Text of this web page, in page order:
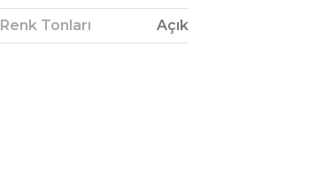
Renk Tonları Açık